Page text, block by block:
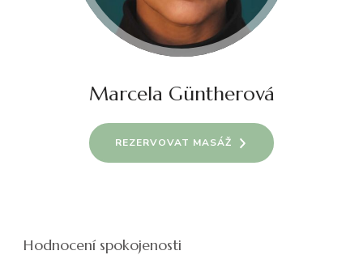
Marcela Güntherová
REZERVOVAT MASÁŽ
Hodnocení spokojenosti